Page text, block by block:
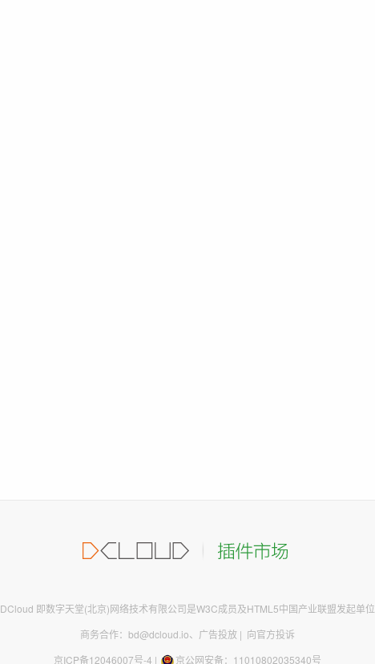
DCloud 即数字天堂(北京)网络技术有限公司是W3C成员及HTML5中国产业联盟发起单位
商务合作：bd@dcloud.io、 广告投放 | 向官方投诉
京ICP备12046007号-4 | 京公网安备：11010802035340号